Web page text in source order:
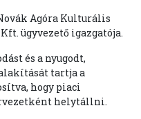
Agóra Kulturális
ügyvezető igazgatója.
és a nyugodt,
tartja a
hogy piaci
helytállni.